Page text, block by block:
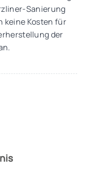
Sanierung
keine Kosten für
der